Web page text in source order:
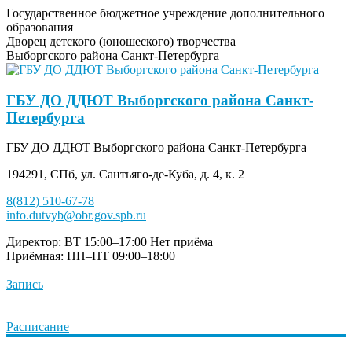
Государственное бюджетное учреждение дополнительного
образования
Дворец детского (юношеского) творчества
Выборгского района Санкт-Петербурга
ГБУ ДО ДДЮТ Выборгского района Санкт-
Петербурга
ГБУ ДО ДДЮТ Выборгского района Санкт-Петербурга
194291, СПб, ул. Сантьяго-де-Куба, д. 4, к. 2
8(812) 510-67-78
info.dutvyb@obr.gov.spb.ru
Директор: ВТ 15:00–17:00 Нет приёма
Приёмная: ПН–ПТ 09:00–18:00
Запись
Расписание